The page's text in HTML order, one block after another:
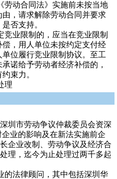
劳动合同法》实施前未按当地
，请求解除劳动合同并要求
否支持。
业限制的，应当在竞业限制
，用人单位未按约定支付经
位履行竞业限制协议。至工
诺给予劳动者经济补偿的，
束力。
理
圳市劳动争议仲裁委员会资深
业的影响及在新法实施前企
企业改制、劳动争议及经济合
理，迄今为止处理过两千多起
法律顾问，其中包括深圳华